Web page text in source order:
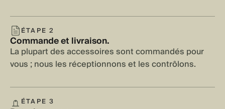
ÉTAPE 2
Commande et livraison.
La plupart des accessoires sont commandés pour
vous ; nous les réceptionnons et les contrôlons.
ÉTAPE 3